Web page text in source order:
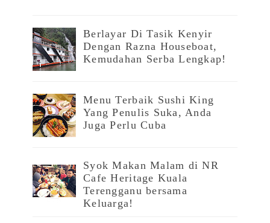
Berlayar Di Tasik Kenyir
Dengan Razna Houseboat,
Kemudahan Serba Lengkap!
Menu Terbaik Sushi King
Yang Penulis Suka, Anda
Juga Perlu Cuba
Syok Makan Malam di NR
Cafe Heritage Kuala
Terengganu bersama
Keluarga!